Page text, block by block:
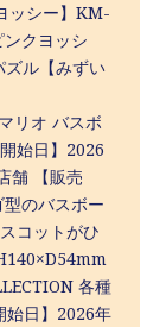
ッシー】KM-
クヨッシ
ル【みずい
リオ バスボ
始日】2026
舗 【販売
のバスボー
コットがひ
各種
始日】2026年